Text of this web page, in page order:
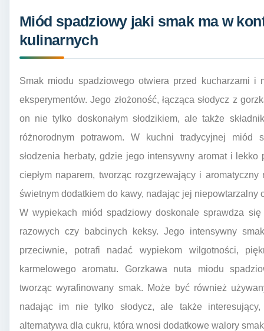
Miód spadziowy jaki smak ma w
kulinarnych
Smak miodu spadziowego otwiera przed kucharzami i
eksperymentów. Jego złożoność, łącząca słodycz z
on nie tylko doskonałym słodzikiem, ale także
różnorodnym potrawom. W kuchni tradycyjnej miód
słodzenia herbaty, gdzie jego intensywny aromat i
ciepłym naparem, tworząc rozgrzewający i
świetnym dodatkiem do kawy, nadając jej niepowtarzalny
W wypiekach miód spadziowy doskonale sprawdza
razowych czy babcinych keksy. Jego intensywny
przeciwnie, potrafi nadać wypiekom wilgotności,
karmelowego aromatu. Gorzkawa nuta miodu
tworząc wyrafinowany smak. Może być również
nadając im nie tylko słodycz, ale także
alternatywa dla cukru, która wnosi dodatkowe walory